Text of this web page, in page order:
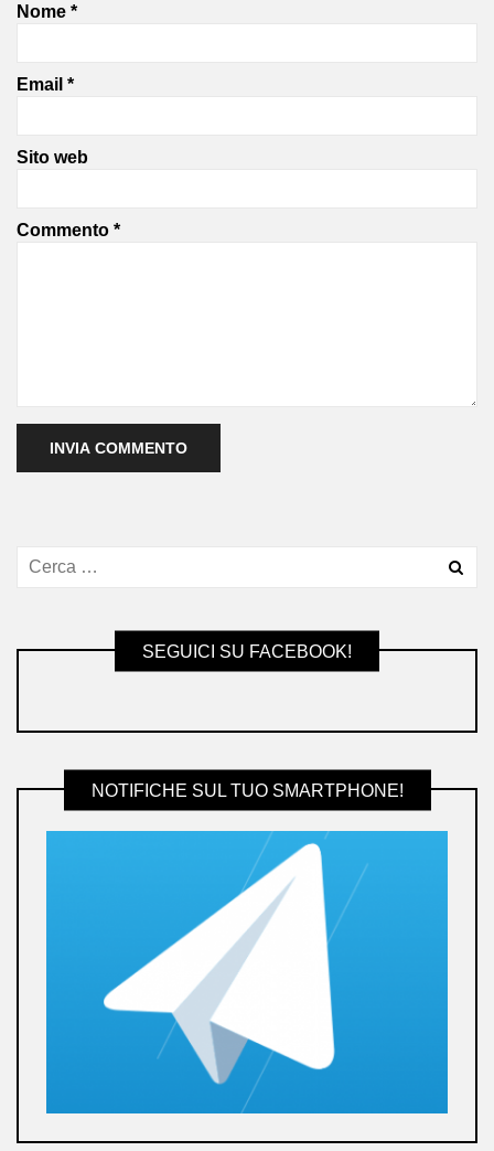
Nome *
Email *
Sito web
Commento *
SEGUICI SU FACEBOOK!
NOTIFICHE SUL TUO SMARTPHONE!